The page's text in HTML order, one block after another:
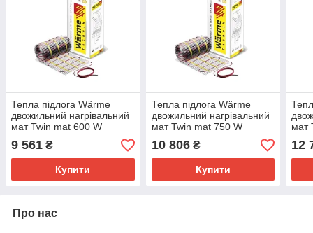
Тепла підлога Wärme
двожильний нагрівальний
мат Twin mat 600 W
9 561 ₴
Купити
Тепла підлога Wärme
двожильний нагрівальний
мат Twin mat 750 W
10 806₴
Купити
мат
12
Про нас